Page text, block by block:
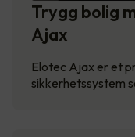
Trygg bolig
Ajax
Elotec Ajax er et
sikkerhetssystem